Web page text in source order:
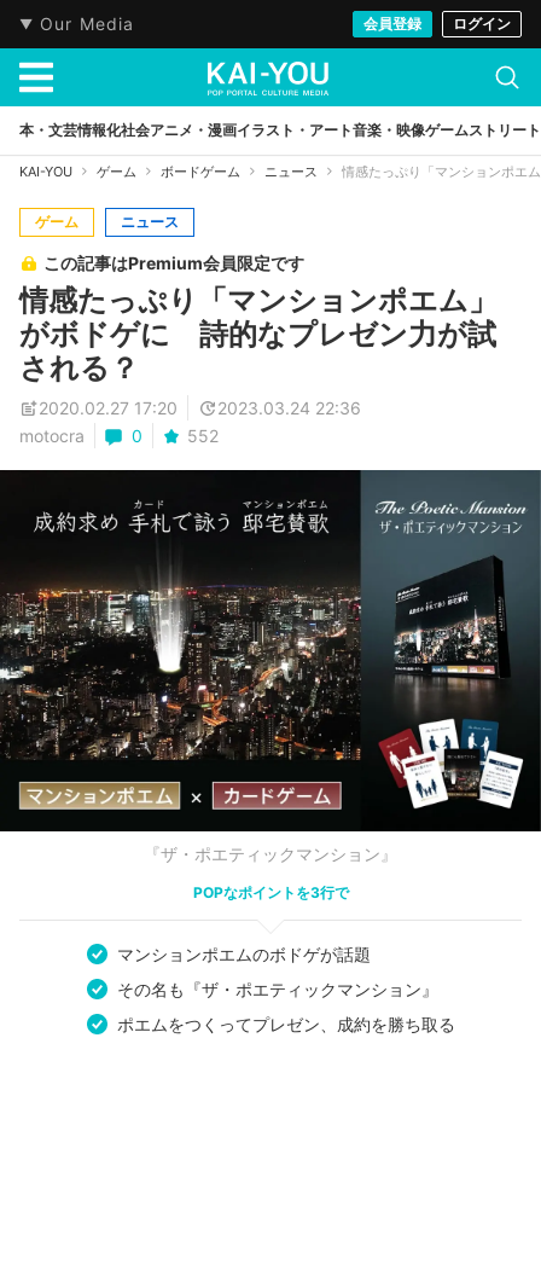
Our Media 会員登録 ログイン
本・文芸情報化社会アニメ・漫画イラスト・アート音楽・映像ゲームストリート
KAI-YOU ゲーム ボードゲーム ニュース 情感たっぷり「マンションポエ
ゲーム ニュース
この記事はPremium会員限定です
情感たっぷり「マンションポエム」
がボドゲに 詩的なプレゼン力が試
される？
2020.02.27 17:20
2023.03.24 22:36
motocra
0 552
『ザ・ポエティックマンション』
POPなポイントを3行で
マンションポエムのボドゲが話題
その名も『ザ・ポエティックマンション』
ポエムをつくってプレゼン、成約を勝ち取る